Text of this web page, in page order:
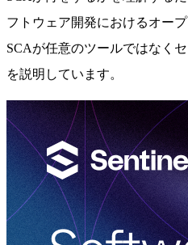
フトウェア開発におけるオー
SCAが任意のツールではなく
を説明しています。